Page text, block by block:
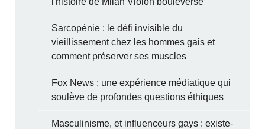
Sarcopénie : le défi invisible du
vieillissement chez les hommes gais et
comment préserver ses muscles
Fox News : une expérience médiatique qui
soulève de profondes questions éthiques
Masculinisme, et influenceurs gays : existe-